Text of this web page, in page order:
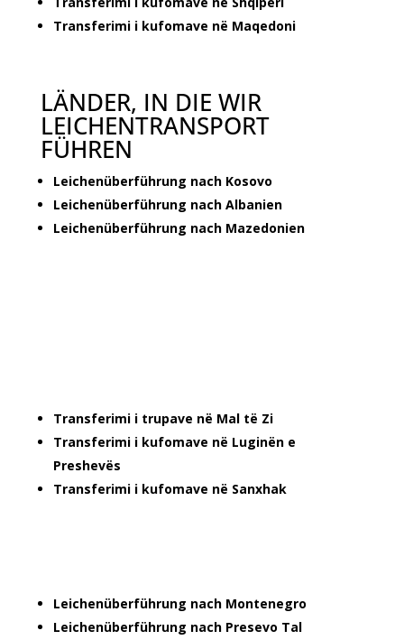
Transferimi i kufomave në Maqedoni
LÄNDER, IN DIE WIR
LEICHENTRANSPORT
FÜHREN
Leichenüberführung nach Kosovo
Leichenüberführung nach Albanien
Leichenüberführung nach Mazedonien
Transferimi i trupave në Mal të Zi
Transferimi i kufomave në Luginën e
Preshevës
Transferimi i kufomave në Sanxhak
Leichenüberführung nach Montenegro
Leichenüberführung nach Presevo Tal